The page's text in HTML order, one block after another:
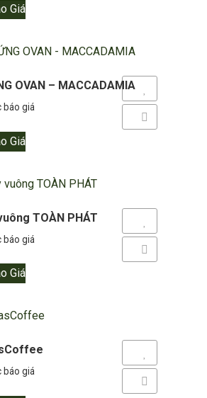
Giá
OVAN – MACCADAMIA
báo giá
Giá
Yêu thích
TOÀN PHÁT
báo giá
Giá
Yêu thích
báo giá